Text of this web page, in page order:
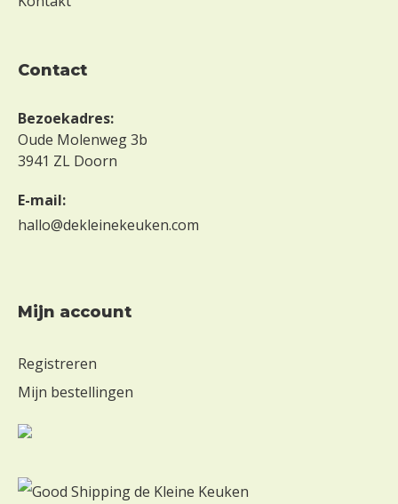
contact
Bezoekadres:
Oude Molenweg 3b
3941 ZL Doorn
E-mail:
hallo@dekleinekeuken.com
mijn account
Registreren
Mijn bestellingen